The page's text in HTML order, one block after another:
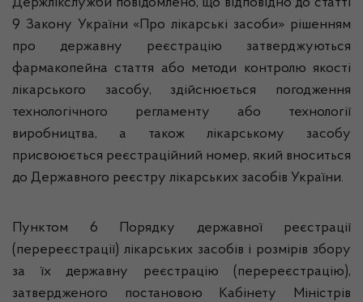
Держлікслужби повідомлено, що відповідно до статті
9 Закону України «Про лікарські засоби» рішенням
про державну реєстрацію затверджуються
фармакопейна стаття або методи контролю якості
лікарського засобу, здійснюється погодження
технологічного регламенту або технології
виробництва, а також лікарському засобу
присвоюється реєстраційний номер, який вноситься
до Державного реєстру лікарських засобів України.
Пунктом 6 Порядку державної реєстрації
(перереєстрації) лікарських засобів і розмірів збору
за їх державну реєстрацію (перереєстрацію),
затвердженого постановою Кабінету Міністрів